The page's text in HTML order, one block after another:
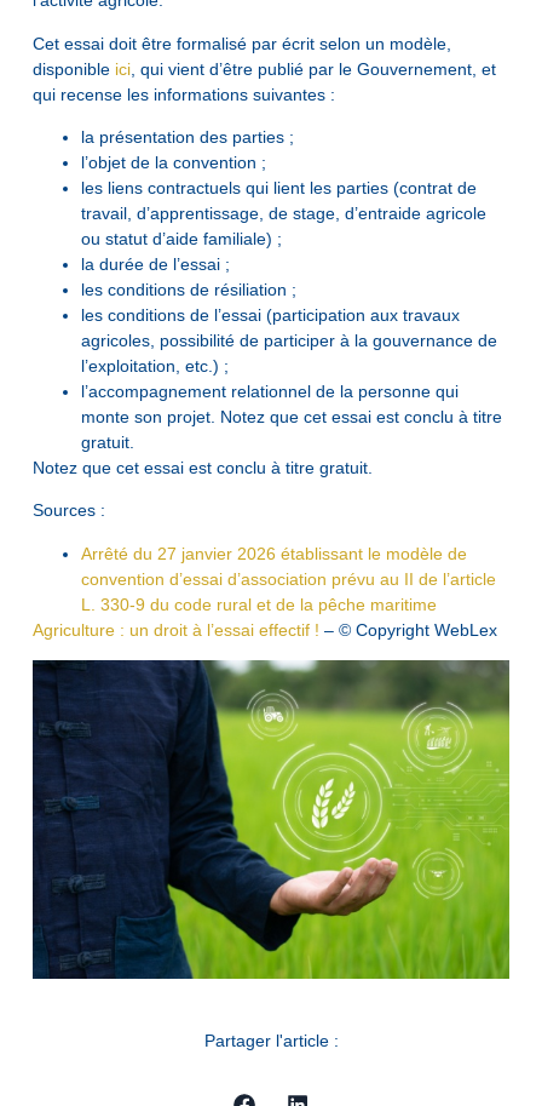
Cet essai doit être formalisé par écrit selon un modèle,
disponible ici, qui vient d’être publié par le Gouvernement, et
qui recense les informations suivantes :
la présentation des parties ;
l’objet de la convention ;
les liens contractuels qui lient les parties (contrat de
travail, d’apprentissage, de stage, d’entraide agricole
ou statut d’aide familiale) ;
la durée de l’essai ;
les conditions de résiliation ;
les conditions de l’essai (participation aux travaux
agricoles, possibilité de participer à la gouvernance de
l’exploitation, etc.) ;
l’accompagnement relationnel de la personne qui
monte son projet. Notez que cet essai est conclu à titre
gratuit.
Notez que cet essai est conclu à titre gratuit.
Sources :
Arrêté du 27 janvier 2026 établissant le modèle de
convention d’essai d’association prévu au II de l’article
L. 330-9 du code rural et de la pêche maritime
Agriculture : un droit à l’essai effectif ! – © Copyright WebLex
Partager l'article :